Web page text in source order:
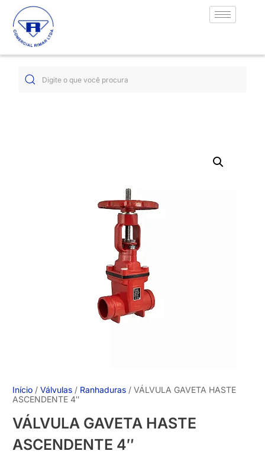
Início /Válvulas / Ranhaduras / VÁLVULA GAVETA HASTE
ASCENDENTE 4″
VÁLVULA GAVETA HASTE
ASCENDENTE 4″